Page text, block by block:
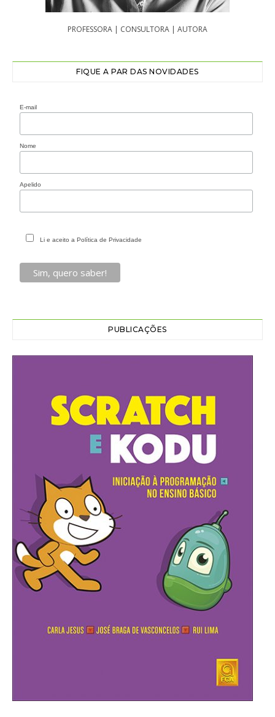
PROFESSORA | CONSULTORA | AUTORA
FIQUE A PAR DAS NOVIDADES
E-mail
Nome
Apelido
Li e aceito a Política de Privacidade
PUBLICAÇÕES